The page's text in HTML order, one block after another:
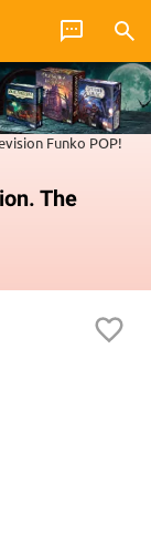
Funko POP!
The